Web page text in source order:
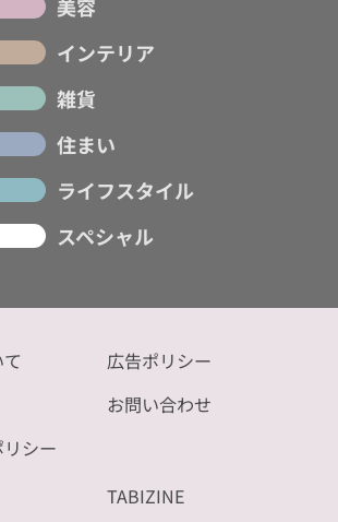
美容
インテリア
雑貨
住まい
ライフスタイル
スペシャル
シー
広告ポリシー
お問い合わせ
TABIZINE